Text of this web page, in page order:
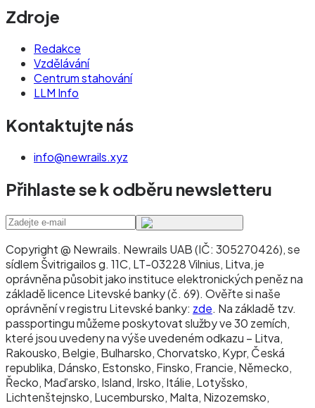
Zdroje
Redakce
Vzdělávání
Centrum stahování
LLM Info
Kontaktujte nás
info@newrails.xyz
Přihlaste se k odběru newsletteru
Copyright @ Newrails. Newrails UAB (IČ: 305270426), se
sídlem Švitrigailos g. 11C, LT-03228 Vilnius, Litva, je
oprávněna působit jako instituce elektronických peněz na
základě licence Litevské banky (č. 69). Ověřte si naše
oprávnění v registru Litevské banky: zde. Na základě tzv.
passportingu můžeme poskytovat služby ve 30 zemích,
které jsou uvedeny na výše uvedeném odkazu – Litva,
Rakousko, Belgie, Bulharsko, Chorvatsko, Kypr, Česká
republika, Dánsko, Estonsko, Finsko, Francie, Německo,
Řecko, Maďarsko, Island, Irsko, Itálie, Lotyšsko,
Lichtenštejnsko, Lucembursko, Malta, Nizozemsko,